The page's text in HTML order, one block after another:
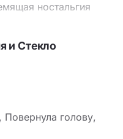
ностальгия
а потом не могут
(страницы, абзацы,
роли, пароли).
мужского и
разрыв: оба
и Стекло
голову,